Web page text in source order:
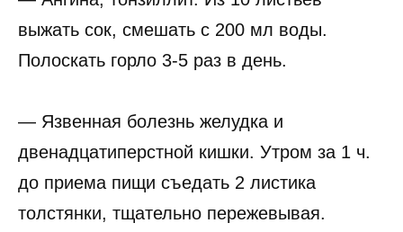
выжать сок, смешать с 200 мл воды.
Полоскать горло 3-5 раз в день.
— Язвенная болезнь желудка и
двенадцатиперстной кишки. Утром за 1 ч.
до приема пищи съедать 2 листика
толстянки, тщательно пережевывая.